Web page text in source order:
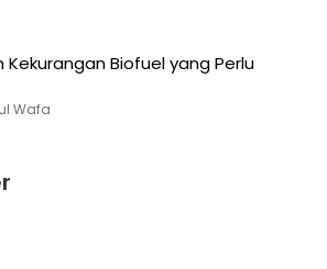
Kekurangan Biofuel yang Perlu
Wafa